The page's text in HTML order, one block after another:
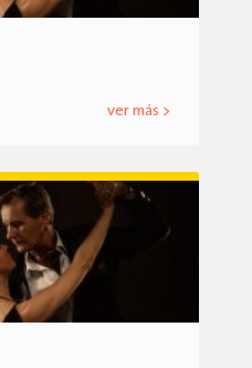
ver más >